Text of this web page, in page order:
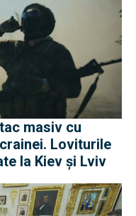
masiv cu
Loviturile
la Kiev și Lviv